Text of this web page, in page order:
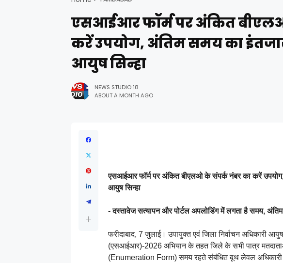
एसआईआर फॉर्म पर अंकित
करें उपयोग, अंतिम समय का
आयुष सिन्हा
NEWS STUDIO 18
ABOUT A MONTH AGO
एसआईआर फॉर्म पर अंकित बीएलओ के संपर्क नंबर का करें
आयुष सिन्हा
- दस्तावेज सत्यापन और पोर्टल अपलोडिंग में लगता है समय,
फरीदाबाद, 7 जुलाई। उपायुक्त एवं जिला निर्वाचन अधिकारी
(एसआईआर)-2026 अभियान के तहत जिले के सभी पात्र
(Enumeration Form) समय रहते संबंधित बूथ लेवल अधिकारी